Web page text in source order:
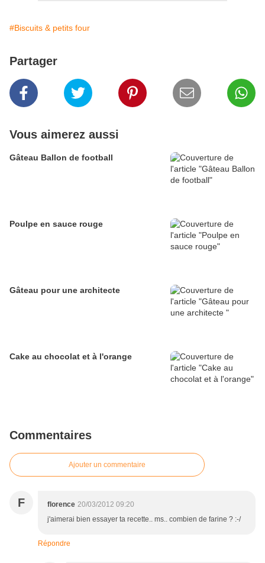
#Biscuits & petits four
Partager
Vous aimerez aussi
Gâteau Ballon de football
Poulpe en sauce rouge
Gâteau pour une architecte
Cake au chocolat et à l'orange
Commentaires
Ajouter un commentaire
F florence 20/03/2012 09:20
j'aimerai bien essayer ta recette.. ms.. combien de farine ? :-/
Répondre